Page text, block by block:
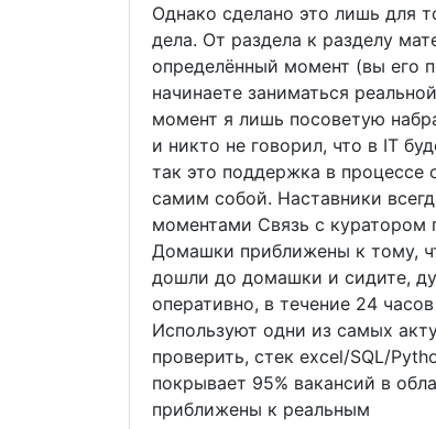
Однако сделано это лишь для
дела. От раздела к разделу
определённый момент (вы его
начинаете заниматься
момент я лишь посоветую
и никто не говорил, что в IT
так это поддержка в процессе
самим собой. Наставники
моментами Связь с куратором
Домашки приближены к тому,
дошли до домашки и сидите,
оперативно, в течение 24
Используют одни из самых
проверить, стек excel/SQL/
покрывает 95% вакансий в
приближены к реальным